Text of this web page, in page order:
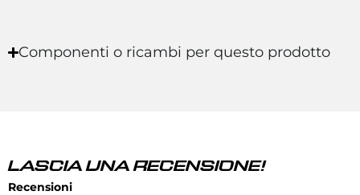
Componenti o ricambi per questo prodotto
LASCIA UNA RECENSIONE!
Recensioni